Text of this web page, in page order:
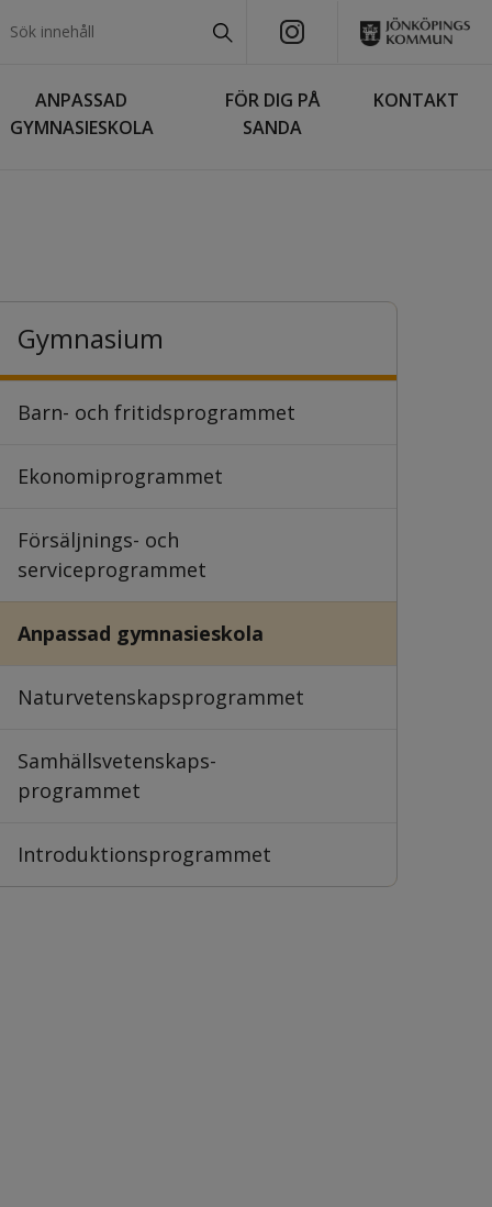
ANPASSAD
GYMNASIESKOLA
FÖR DIG PÅ
SANDA
KONTAKT
Gymnasium
Barn- och fritids­programmet
Ekonomi­programmet
Försäljnings- och
serviceprogrammet
Anpassad gymnasieskola
Natur­vetenskaps­programmet
Samhälls­vetenskaps­
programmet
Introduktionsprogrammet